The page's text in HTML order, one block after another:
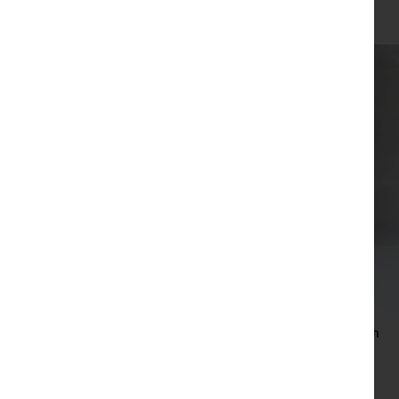
תיק יד ייחודי בעבודת יד של נטע הררי – צבע אפור